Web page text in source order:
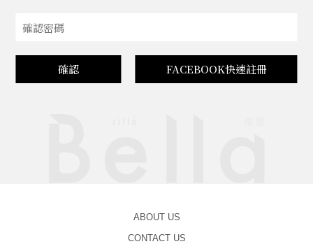
確認 FACEBOOK快速註冊
ABOUT US
CONTACT US